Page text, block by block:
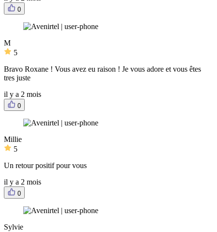
0
M
5
Bravo Roxane ! Vous avez eu raison ! Je vous adore et vous êtes
tres juste
il y a 2 mois
0
Millie
5
Un retour positif pour vous
il y a 2 mois
0
Sylvie